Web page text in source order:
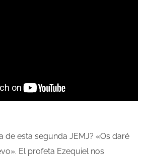
de esta segunda JEMJ? «Os daré
El profeta Ezequiel nos